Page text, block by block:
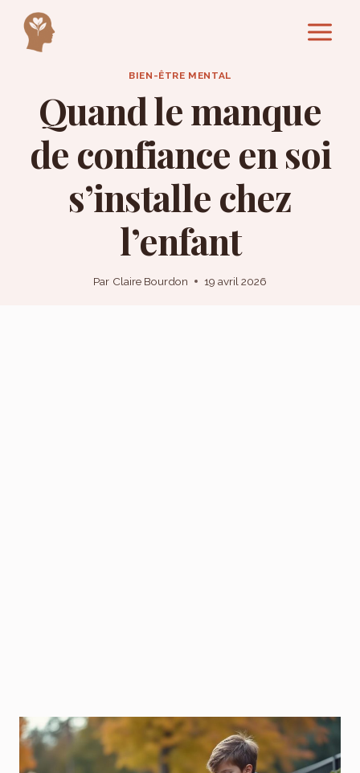
contenu
BIEN-ÊTRE MENTAL
Quand le manque
de confiance en soi
s’installe chez
l’enfant
Par Claire Bourdon 19 avril 2026